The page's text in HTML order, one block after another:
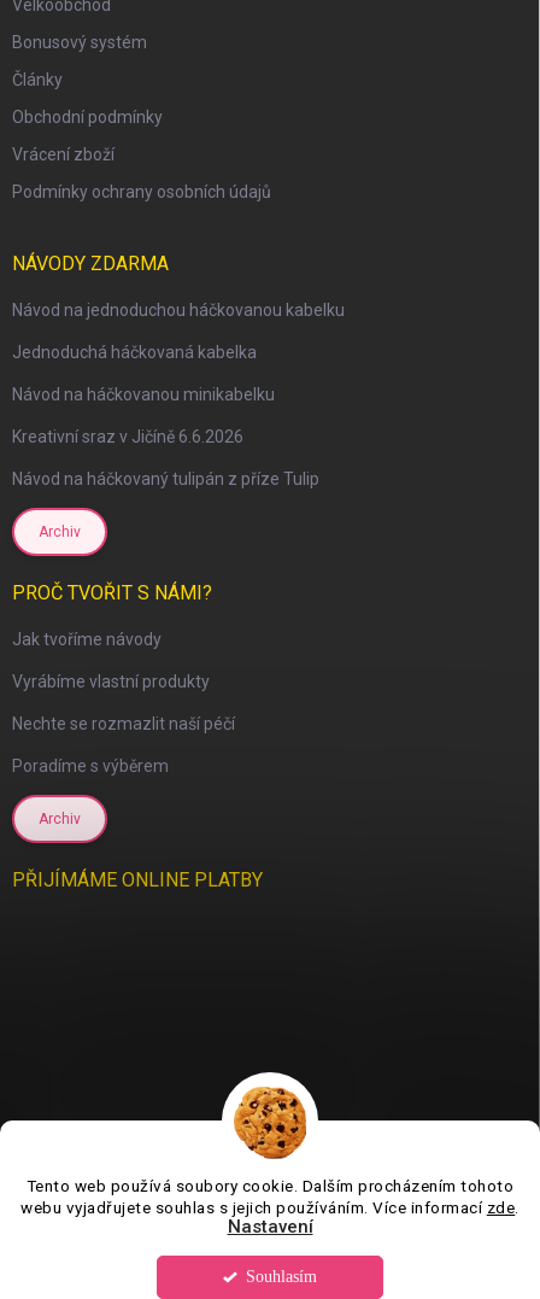
Tento web používá soubory cookie. Dalším procházením tohoto
webu vyjadřujete souhlas s jejich používáním. Více informací zde
Nastavení
Souhlasím
Velkoobchod
Bonusový systém
Články
Obchodní podmínky
Vrácení zboží
Podmínky ochrany osobních údajů
NÁVODY ZDARMA
Návod na jednoduchou háčkovanou kabelku
Jednoduchá háčkovaná kabelka
Návod na háčkovanou minikabelku
Kreativní sraz v Jičíně 6.6.2026
Návod na háčkovaný tulipán z příze Tulip
Archiv
PROČ TVOŘIT S NÁMI?
Jak tvoříme návody
Vyrábíme vlastní produkty
Nechte se rozmazlit naší péčí
Poradíme s výběrem
Archiv
PŘIJÍMÁME ONLINE PLATBY
Jsme tu pro vás už 11 let❤️
Tvorboshop.cz. Všechna práva vyhrazena.